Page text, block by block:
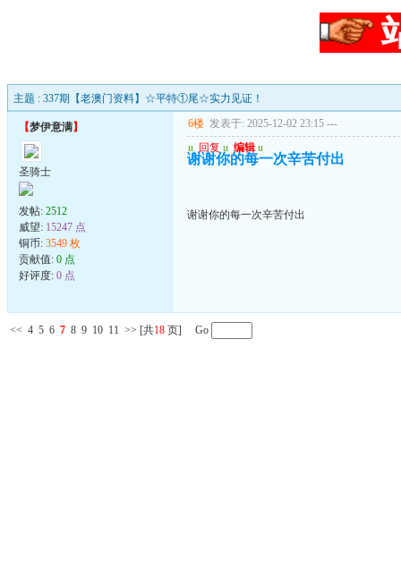
主题 : 337期【老澳门资料】☆平特①尾☆实力见证！
【梦伊意满】
圣骑士
发帖: 2512
威望: 15247 点
铜币: 3549 枚
贡献值: 0 点
好评度: 0 点
6楼 发表于: 2025-12-02 23:15 ---
u 回复 u 编辑 u
谢谢你的每一次辛苦付出
谢谢你的每一次辛苦付出
<< 4 5 6 7 8 9 10 11 >> [共18 页] Go